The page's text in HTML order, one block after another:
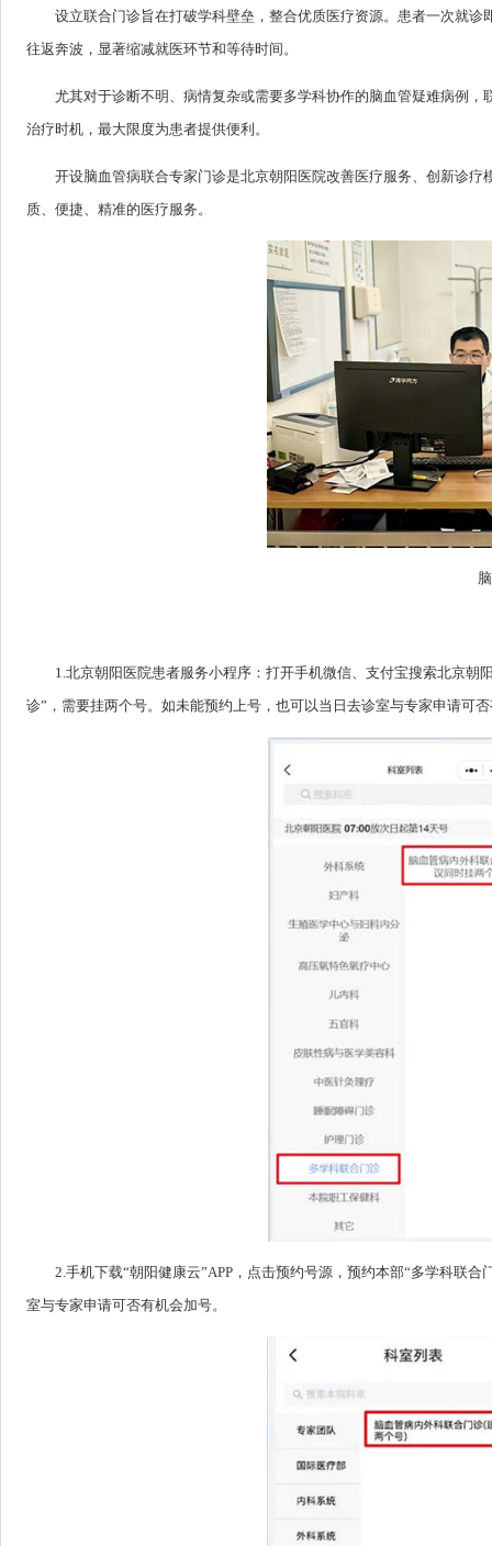
设立联合门诊旨在打破学科壁垒，整合优质医疗资源。患者一次就
往返奔波，显著缩减就医环节和等待时间。
尤其对于诊断不明、病情复杂或需要多学科协作的脑血管疑难病例
治疗时机，最大限度为患者提供便利。
开设脑血管病联合专家门诊是北京朝阳医院改善医疗服务、创新诊
质、便捷、精准的医疗服务。
1.北京朝阳医院患者服务小程序：打开手机微信、支付宝搜索北京
诊”，需要挂两个号。如未能预约上号，也可以当日去诊室与专家申请可
2.手机下载“朝阳健康云”APP，点击预约号源，预约本部“多学科联
室与专家申请可否有机会加号。